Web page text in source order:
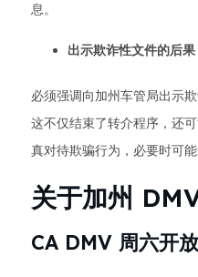
息。
出示欺诈性文件的后果
必须强调向加州车管局出示
这不仅结束了转介程序，还
真对待欺骗行为，必要时可能
关于加州
CA DMV 周六开